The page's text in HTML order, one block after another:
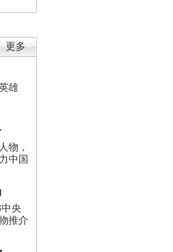
更多
雄
物，
中国
央
推介